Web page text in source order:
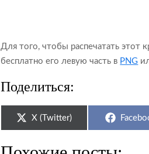
Для того, чтобы распечатать этот
бесплатно его левую часть в PNG
Поделиться:
Share
X (Twitter)
Share